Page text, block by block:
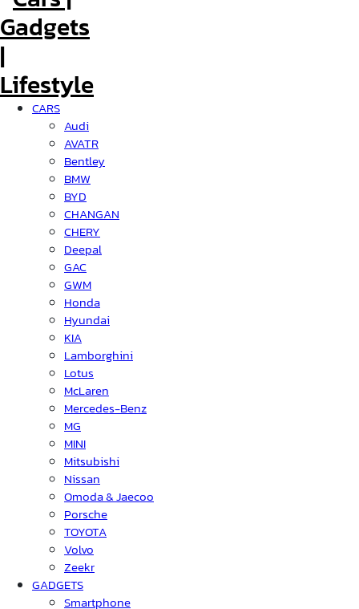
CARS
Audi
AVATR
Bentley
BMW
BYD
CHANGAN
CHERY
Deepal
GAC
GWM
Honda
Hyundai
KIA
Lamborghini
Lotus
McLaren
Mercedes-Benz
MG
MINI
Mitsubishi
Nissan
Omoda & Jaecoo
Porsche
TOYOTA
Volvo
Zeekr
GADGETS
Smartphone